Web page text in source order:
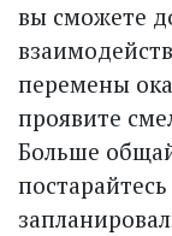
вы сможете
перемены
проявите
Больше